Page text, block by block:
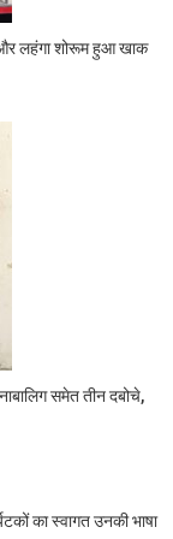
लहंगा शोरूम हुआ खाक
समेत तीन दबोचे,
का स्वागत उनकी भाषा